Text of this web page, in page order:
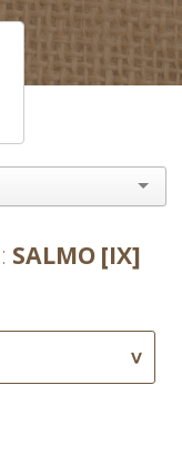
SALMO [IX]